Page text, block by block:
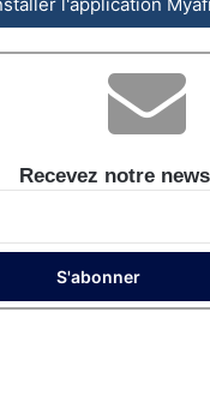
l'application
Recevez notre